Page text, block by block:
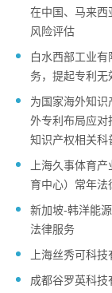
在中国、马来西
风险评估
白水西部工业
务，提起专利无
为国家海外知
外专利布局应对
知识产权相关科
上海久事体育
育中心）常年法
新加坡-韩洋能
法律服务
上海丝秀可科
成都谷罗英科技